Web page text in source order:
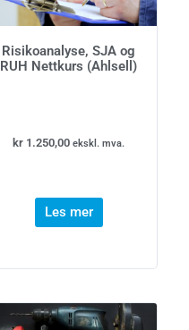
Risikoanalyse, SJA og
RUH Nettkurs (Ahlsell)
kr 1.250,00 ekskl. mva.
Les mer